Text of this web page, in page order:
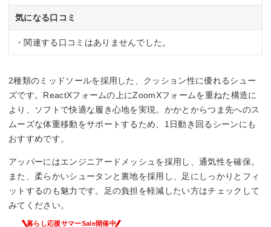
気になる口コミ
・関連する口コミはありませんでした。
2種類のミッドソールを採用した、クッション性に優れるシュー
ズです。ReactXフォームの上にZoomXフォームを重ねた構造に
より、ソフトで快適な履き心地を実現。かかとからつま先へのス
ムーズな体重移動をサポートするため、1日動き回るシーンにも
おすすめです。
アッパーにはエンジニアードメッシュを採用し、通気性を確保。
また、柔らかいシュータンと裏地を採用し、足にしっかりとフィ
ットするのも魅力です。足の負担を軽減したい方はチェックして
みてください。